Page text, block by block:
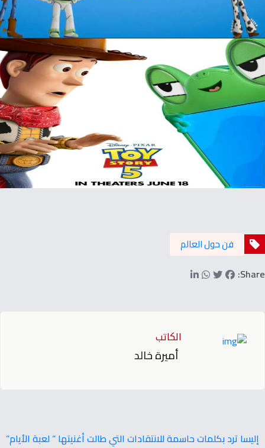
فن حول العالم
Share:
الكاتب
أميرة خالد
إليسا ترد بكلمات حاسمة للانتقادات التي طالت أغنيتها “ لعبة الأيام”